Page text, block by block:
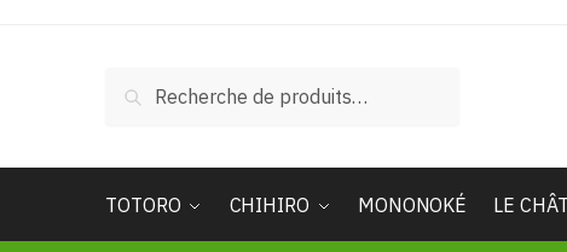
pour :
Recherche
TOTORO CHIHIRO MONONOKÉ LE